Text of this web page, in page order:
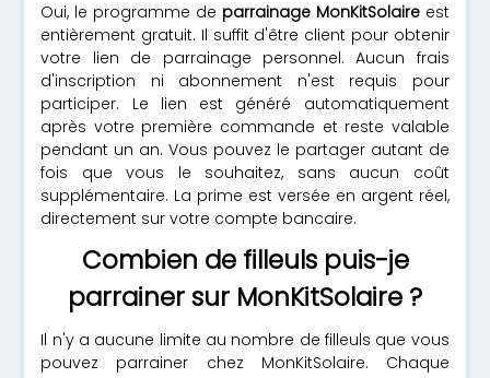
Oui, le programme de parrainage MonKitSolaireest
entièrement gratuit. Il suffit d'être client pour obtenir
votre lien de parrainage personnel. Aucun frais
d'inscription ni abonnement n'est requis pour
participer. Le lien est généré automatiquement
après votre première commande et reste valable
pendant un an. Vous pouvez le partager autant de
fois que vous le souhaitez, sans aucun coût
supplémentaire. La prime est versée en argent réel,
directement sur votre compte bancaire.
Combien de filleuls puis-je
parrainer sur MonKitSolaire ?
Il n'y a aucune limite au nombre de filleuls que vous
pouvez parrainer chez MonKitSolaire. Chaque